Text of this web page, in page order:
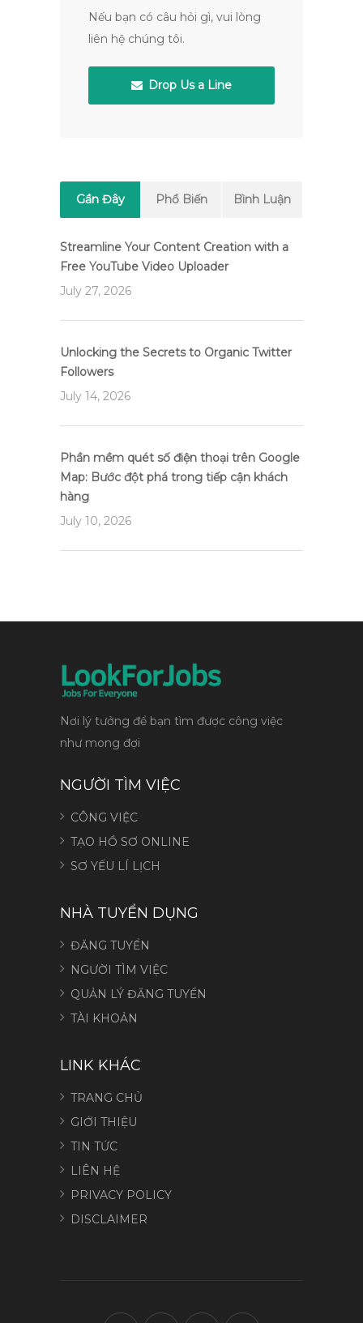
Nếu bạn có câu hỏi gì, vui lòng
liên hệ chúng tôi.
Drop Us a Line
Gần Đây Phổ Biến Bình Luận
Streamline Your Content Creation with a
Free YouTube Video Uploader
July 27, 2026
Unlocking the Secrets to Organic Twitter
Followers
July 14, 2026
Phần mềm quét số điện thoại trên Google
Map: Bước đột phá trong tiếp cận khách
hàng
July 10, 2026
Nơi lý tưởng để bạn tìm được công việc
như mong đợi
NGƯỜI TÌM VIỆC
CÔNG VIỆC
TẠO HỒ SƠ ONLINE
SƠ YẾU LÍ LỊCH
NHÀ TUYỂN DỤNG
ĐĂNG TUYỂN
NGƯỜI TÌM VIỆC
QUẢN LÝ ĐĂNG TUYỂN
TÀI KHOẢN
LINK KHÁC
TRANG CHỦ
GIỚI THIỆU
TIN TỨC
LIÊN HỆ
PRIVACY POLICY
DISCLAIMER